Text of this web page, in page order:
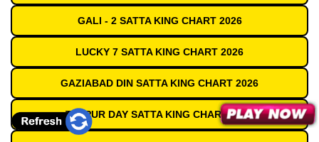
GALI - 2 SATTA KING CHART 2026
LUCKY 7 SATTA KING CHART 2026
GAZIABAD DIN SATTA KING CHART 2026
TEZPUR DAY SATTA KING CHART 2026